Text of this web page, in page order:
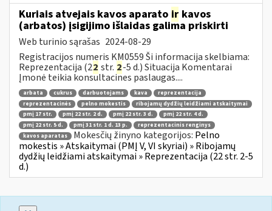
Kuriais atvejais kavos aparato ir kavos
(arbatos) įsigijimo išlaidas galima priskirti
Web turinio sąrašas 2024-08-29
Registracijos numeris KM0559 Ši informacija skelbiama:
Reprezentacija (22 str. 2-5 d.) Situacija Komentarai
Įmonė teikia konsultacines paslaugas....
arbata cukrus darbuotojams kava
reprezentacija
reprezentacinės
pelno mokestis
ribojamų dydžių leidžiami atskaitymai
pmį 17 str.
pmį 22 str. 2 d. pmį 22 str. 3 d.
pmį 22 str. 4 d.
pmį 22 str. 5 d.
pmį 31 str. 1 d. 13 p.
reprezentacinis renginys
kavos aparatas
Mokesčių žinyno kategorijos: Pelno
mokestis » Atskaitymai (PMĮ V, VI skyriai) » Ribojamų
dydžių leidžiami atskaitymai » Reprezentacija (22 str. 2-5
d.)